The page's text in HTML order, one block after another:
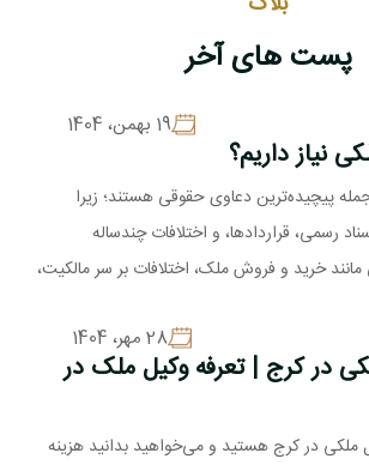
پست های آخر
19 بهمن، 1404
نیاز داریم؟
پیچیده‌ترین دعاوی حقوقی هستند؛ زیرا
رسمی، قراردادها، و اختلافات چندساله
خرید و فروش ملک، اختلافات بر سر مالکیت،
سرقفلی، افراز و تفکیک، و دعاوی مربوط به
دانش تخصصی حقوقی هستند.
28 مهر، 1404
در کرج | تعرفه وکیل ملک در
ملکی در کرج هستید و می‌خواهید بدانید هزینه